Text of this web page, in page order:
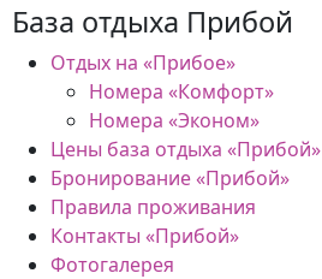
База отдыха Прибой
Отдых на «Прибое»
Номера «Комфорт»
Номера «Эконом»
Цены база отдыха «Прибой»
Бронирование «Прибой»
Правила проживания
Контакты «Прибой»
Фотогалерея